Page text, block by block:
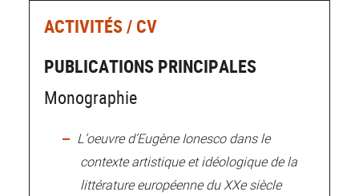
ACTIVITÉS / CV
PUBLICATIONS PRINCIPALES
Monographie
L’oeuvre d’Eugène Ionesco dans le
contexte artistique et idéologique de la
littérature européenne du XXe siècle